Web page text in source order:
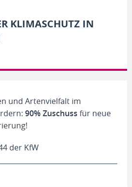
KLIMASCHUTZ IN
und Artenvielfalt im
90% Zuschuss für neue
der KfW